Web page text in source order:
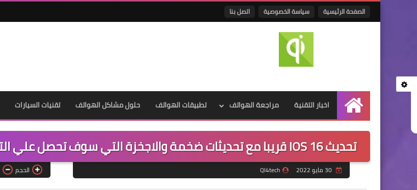
الصفحة الرئيسية سياسة الخصوصية اتصل بنا
الرئيسية
اخبار التقنية مراجعة الهواتف تطبيقات الهواتف حلول مشاكل الهواتف تقنيات السيارات
تحديث IOS 16 قريبا مع تحديثات ضخمة والاجخزة التي سوف تحصل علي التحديث
30 مايو 2022 QI4tech الحجم